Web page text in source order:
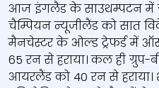
आज इंगलैंड के साउथम्पटन में
चैम्पियन न्यूजीलैंड को सात
मैनचेस्‍टर के ओल्‍ड ट्रेफर्ड में
65 रन से हराया। कल ही
आयरलैंड को 40 रन से